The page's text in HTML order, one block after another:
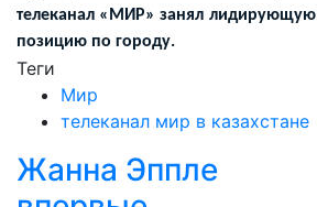
телеканал «МИР» занял лидирующую
позицию по городу.
Теги
Мир
телеканал мир в казахстане
Жанна Эппле